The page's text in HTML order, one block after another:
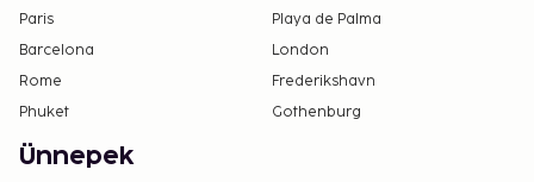
Paris
Playa de Palma
Barcelona
London
Rome
Frederikshavn
Phuket
Gothenburg
Ünnepek